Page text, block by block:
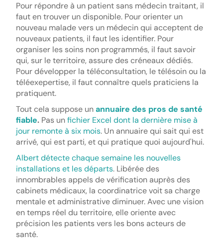
Pour répondre à un patient sans médecin traitant, il
faut en trouver un disponible. Pour orienter un
nouveau malade vers un médecin qui acceptent de
nouveaux patients, il faut les identifier. Pour
organiser les soins non programmés, il faut savoir
qui, sur le territoire, assure des créneaux dédiés.
Pour développer la téléconsultation, le télésoin ou la
téléexepertise, il faut connaître quels praticiens la
pratiquent.
Tout cela suppose unannuaire des pros de santé
fiable. Pas unfichier Excel dont la dernière mise à
jour remonte à six mois. Un annuaire qui sait qui est
arrivé, qui est parti, et qui pratique quoi aujourd'hui.
Albert détecte chaque semaine les nouvelles
installations et les départs. Libérée des
innombrables appels de vérification auprès des
cabinets médicaux, la coordinatrice voit sa charge
mentale et administrative diminuer. Avec une vision
en temps réel du territoire, elle oriente avec
précision les patients vers les bons acteurs de
santé.